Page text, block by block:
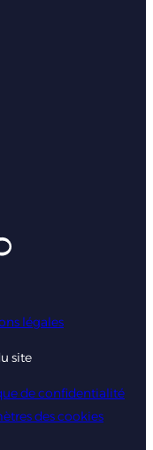
légales
site
de confidentialité
des cookies